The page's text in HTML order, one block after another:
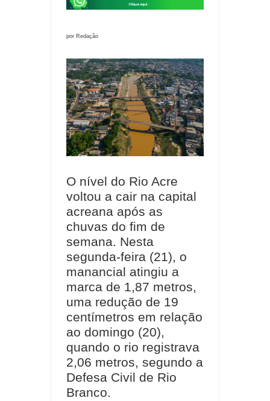
por Redação
O nível do Rio Acre
voltou a cair na capital
acreana após as
chuvas do fim de
semana. Nesta
segunda-feira (21), o
manancial atingiu a
marca de 1,87 metros,
uma redução de 19
centímetros em relação
ao domingo (20),
quando o rio registrava
2,06 metros, segundo a
Defesa Civil de Rio
Branco.